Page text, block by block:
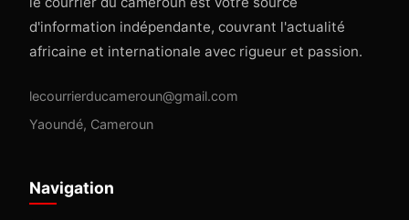
d'information indépendante, couvrant l'actualité
africaine et internationale avec rigueur et passion.
lecourrierducameroun@gmail.com
Yaoundé, Cameroun
Navigation